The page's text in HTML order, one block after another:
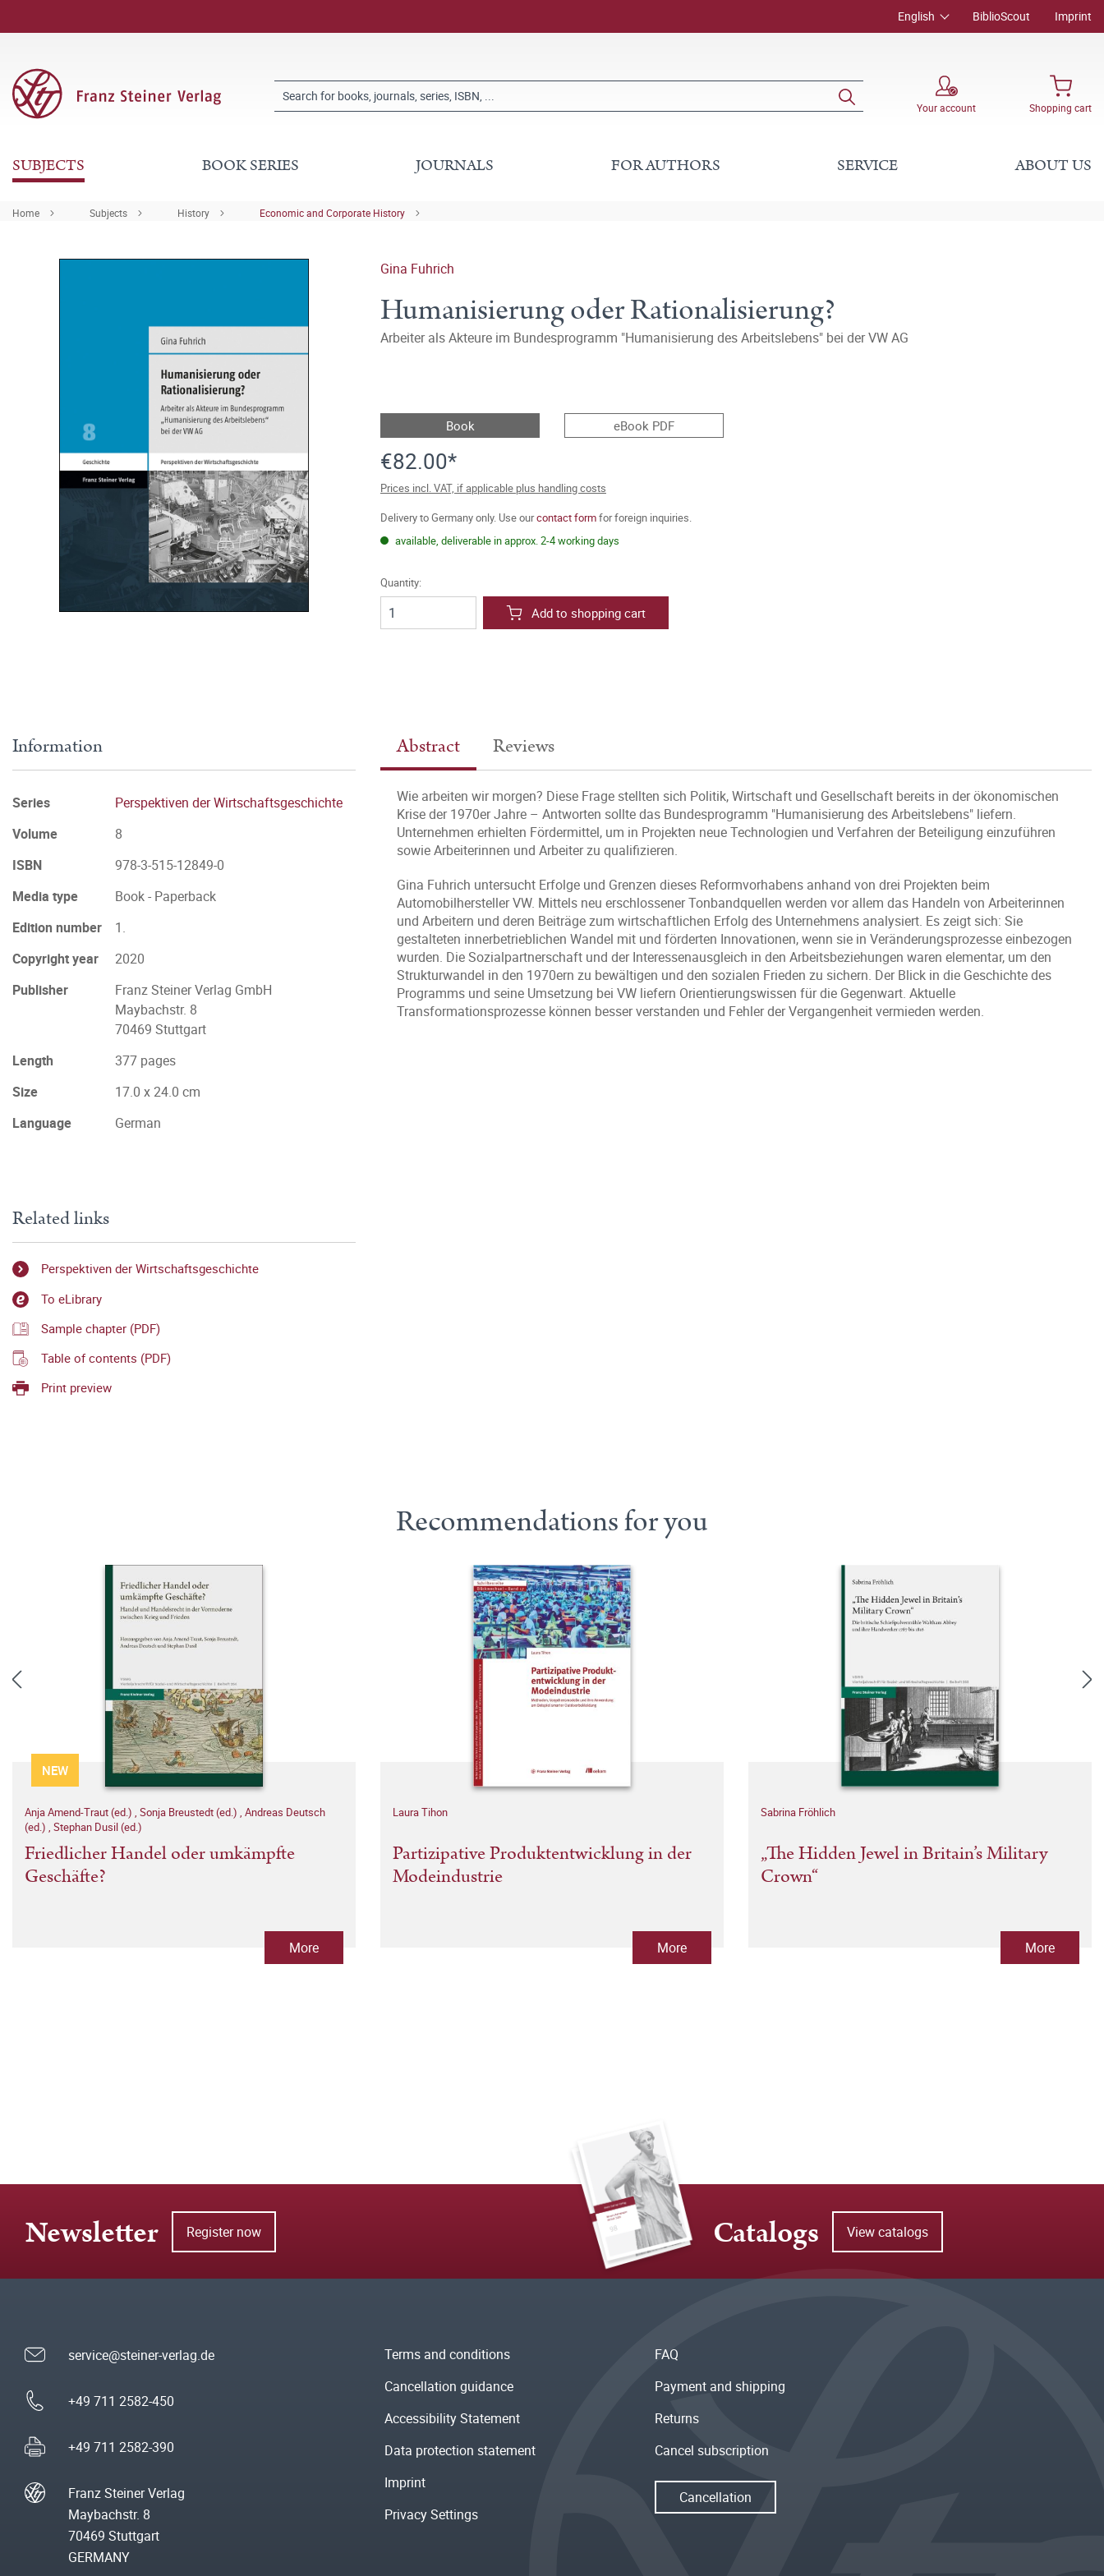
English BiblioScout Imprint
Your account Shopping cart
SUBJECTS BOOK SERIES JOURNALS FOR AUTHORS SERVICE ABOUT US
Home Subjects History Economic and Corporate History
Gina Fuhrich
Humanisierung oder Rationalisierung?
Arbeiter als Akteure im Bundesprogramm "Humanisierung des Arbeitslebens" bei der VW AG
Book eBook PDF
€82.00*
Prices incl. VAT, if applicable plus handling costs
Delivery to Germany only. Use ourcontact formfor foreign inquiries.
available, deliverable in approx. 2-4 working days
Quantity:
Add to shopping cart
Abstract Reviews
Wie arbeiten wir morgen? Diese Frage stellten sich Politik, Wirtschaft und Gesellschaft bereits in der ökonomischen
Krise der 1970er Jahre – Antworten sollte das Bundesprogramm "Humanisierung des Arbeitslebens" liefern.
Unternehmen erhielten Fördermittel, um in Projekten neue Technologien und Verfahren der Beteiligung einzuführen
sowie Arbeiterinnen und Arbeiter zu qualifizieren.
Gina Fuhrich untersucht Erfolge und Grenzen dieses Reformvorhabens anhand von drei Projekten beim
Automobilhersteller VW. Mittels neu erschlossener Tonbandquellen werden vor allem das Handeln von Arbeiterinnen
und Arbeitern und deren Beiträge zum wirtschaftlichen Erfolg des Unternehmens analysiert. Es zeigt sich: Sie
gestalteten innerbetrieblichen Wandel mit und förderten Innovationen, wenn sie in Veränderungsprozesse einbezogen
wurden. Die Sozialpartnerschaft und der Interessenausgleich in den Arbeitsbeziehungen waren elementar, um den
Strukturwandel in den 1970ern zu bewältigen und den sozialen Frieden zu sichern. Der Blick in die Geschichte des
Programms und seine Umsetzung bei VW liefern Orientierungswissen für die Gegenwart. Aktuelle
Transformationsprozesse können besser verstanden und Fehler der Vergangenheit vermieden werden.
Information
Series
Perspektiven der Wirtschaftsgeschichte
Volume
8
ISBN
978-3-515-12849-0
Media type
Book - Paperback
Edition number
1.
Copyright year
2020
Publisher
Franz Steiner Verlag GmbH
Maybachstr. 8
70469 Stuttgart
Length
377 pages
Size
17.0 x 24.0 cm
Language
German
Related links
Perspektiven der Wirtschaftsgeschichte
To eLibrary
Sample chapter (PDF)
Table of contents (PDF)
Print preview
Recommendations for you
NEW
Anja Amend-Traut (ed.) , Sonja Breustedt (ed.) , Andreas Deutsch
(ed.) , Stephan Dusil (ed.)
Friedlicher Handel oder umkämpfte
Geschäfte?
More
Laura Tihon
Partizipative Produktentwicklung in der
Modeindustrie
More
Sabrina Fröhlich
„The Hidden Jewel in Britain’s Military
Crown“
More
Newsletter Register now Catalogs View catalogs
service@steiner-verlag.de
+49 711 2582-450
+49 711 2582-390
Franz Steiner Verlag
Maybachstr. 8
70469 Stuttgart
GERMANY
Terms and conditions
Cancellation guidance
Accessibility Statement
Data protection statement
Imprint
Privacy Settings
FAQ
Payment and shipping
Returns
Cancel subscription
Cancellation